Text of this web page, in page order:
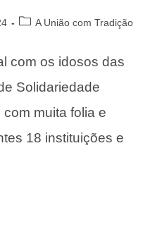
A União com Tradição
com os idosos das
Solidariedade
muita folia e
18 instituições e